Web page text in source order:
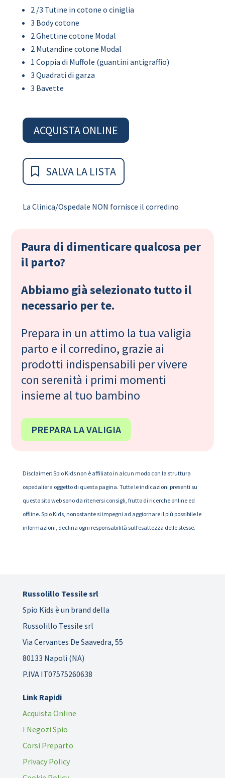
2 /3 Tutine in cotone o ciniglia
3 Body cotone
2 Ghettine cotone Modal
2 Mutandine cotone Modal
1 Coppia di Muffole (guantini antigraffio)
3 Quadrati di garza
3 Bavette
ACQUISTA ONLINE
SALVA LA LISTA
La Clinica/Ospedale NON fornisce il corredino
Paura di dimenticare qualcosa per
il parto?
Abbiamo già selezionato tutto il
necessario per te.
Prepara in un attimo la tua valigia
parto e il corredino, grazie ai
prodotti indispensabili per vivere
con serenità i primi momenti
insieme al tuo bambino
PREPARA LA VALIGIA
Disclaimer: Spio Kids non è affiliato in alcun modo con la struttura
ospedaliera oggetto di questa pagina. Tutte le indicazioni presenti su
questo sito web sono da ritenersi consigli, frutto di ricerche online ed
offline. Spio Kids, nonostante si impegni ad aggiornare il più possibile le
informazioni, declina ogni responsabilità sull’esattezza delle stesse.
Russolillo Tessile srl
Spio Kids è un brand della
Russolillo Tessile srl
Via Cervantes De Saavedra, 55
80133 Napoli (NA)
P.IVA IT07575260638
Link Rapidi
Acquista Online
I Negozi Spio
Corsi Preparto
Privacy Policy